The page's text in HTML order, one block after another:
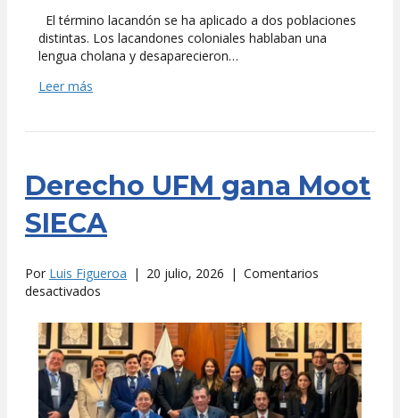
El término lacandón se ha aplicado a dos poblaciones
distintas. Los lacandones coloniales hablaban una
lengua cholana y desaparecieron…
Leer más
Derecho UFM gana Moot
SIECA
Por Luis Figueroa | 20 julio, 2026 | Comentarios
desactivados
UFM
gana
Moot
SIECA